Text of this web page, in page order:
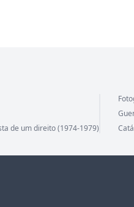
de um direito (1974-1979)